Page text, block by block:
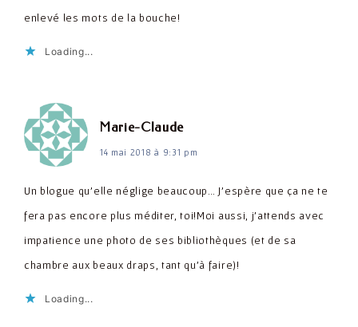
enlevé les mots de la bouche!
Loading...
Marie-Claudedit :
14 mai 2018 à 9:31 pm
Un blogue qu'elle néglige beaucoup… J'espère que ça ne te
fera pas encore plus méditer, toi!Moi aussi, j'attends avec
impatience une photo de ses bibliothèques (et de sa
chambre aux beaux draps, tant qu'à faire)!
Loading...